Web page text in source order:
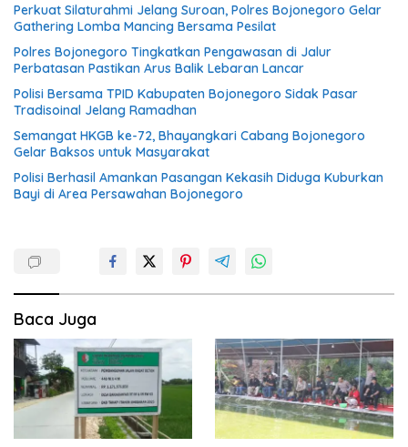
Perkuat Silaturahmi Jelang Suroan, Polres Bojonegoro Gelar
Gathering Lomba Mancing Bersama Pesilat
Polres Bojonegoro Tingkatkan Pengawasan di Jalur
Perbatasan Pastikan Arus Balik Lebaran Lancar
Polisi Bersama TPID Kabupaten Bojonegoro Sidak Pasar
Tradisoinal Jelang Ramadhan
Semangat HKGB ke-72, Bhayangkari Cabang Bojonegoro
Gelar Baksos untuk Masyarakat
Polisi Berhasil Amankan Pasangan Kekasih Diduga Kuburkan
Bayi di Area Persawahan Bojonegoro
Baca Juga